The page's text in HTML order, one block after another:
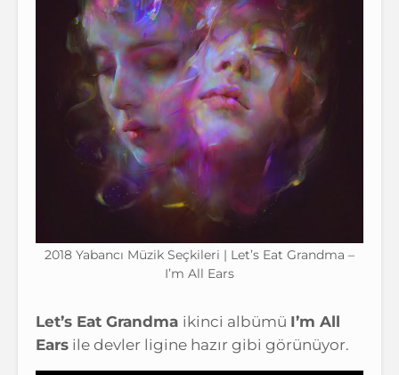
2018 Yabancı Müzik Seçkileri | Let’s Eat Grandma –
I’m All Ears
Let’s Eat Grandma ikinci albümü I’m All
Ears ile devler ligine hazır gibi görünüyor.